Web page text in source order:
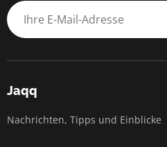
Jaqq
Nachrichten, Tipps und Einblicke